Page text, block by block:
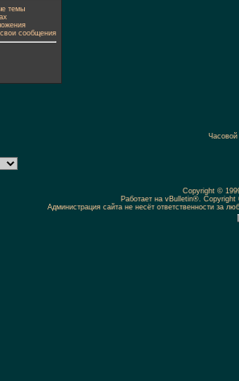
темы
сообщения
Copyright ©
Работает на vBulletin®.
Администрация сайта не несёт ответственности за